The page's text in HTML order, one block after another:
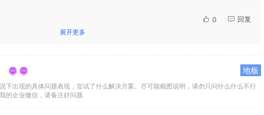
0 回复
展开更多
地板
下出现的具体问题表现，尝试了什么解决方案。尽可能截图说明，请勿只问什么什么不行
的企业微信，请备注好问题